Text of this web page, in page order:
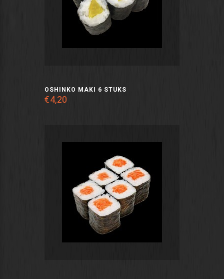
OSHINKO MAKI 6 STUKS
€4,20